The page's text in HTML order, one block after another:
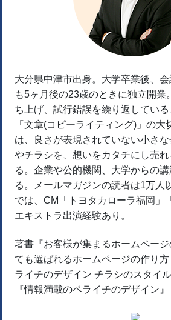
大分県中津市出身。大学卒業後、
も5ヶ月後の23歳のときに独立開業
ち上げ、試行錯誤を繰り返してい
「文章(コピーライティング)」の大
は、良さが表現されていない小さ
やチラシを、想いをカタチにし売
る。企業や公的機関、大学からの
る。メールマガジンの読者は1万人
では、CM「トヨタカローラ福岡」
エキストラ出演経験あり。
著書『お客様が集まるホームペー
ても選ばれるホームページの作り
ライチのデザイン チラシのスタイ
『情報満載のペライチのデザイン』